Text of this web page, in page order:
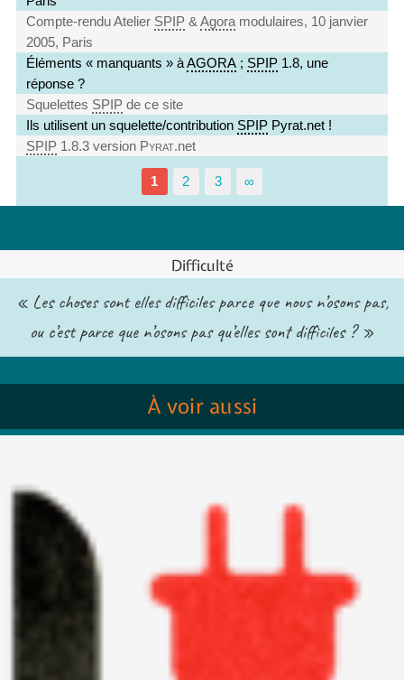
Compte-rendu Atelier SPIP &Agora modulaires, 10 janvier
2005, Paris
Éléments « manquants » àAGORA ; SPIP 1.8, une
réponse ?
Squelettes SPIP de ce site
Ils utilisent un squelette/contribution SPIP Pyrat.net !
SPIP 1.8.3 version Pyrat.net
1 2 3 ∞
Difficulté
« Les choses sont elles difficiles parce que nous n’osons pas,
ou c’est parce que n’osons pas qu’elles sont difficiles ? »
À voir aussi